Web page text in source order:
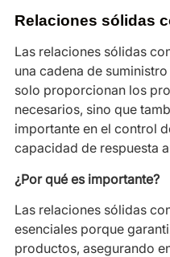
Relaciones sólidas
Las relaciones sólidas
una cadena de
solo proporcionan los
necesarios, sino que
importante en el control
capacidad de respuesta
¿Por qué es importante?
Las relaciones sólidas
esenciales porque
productos, asegurando